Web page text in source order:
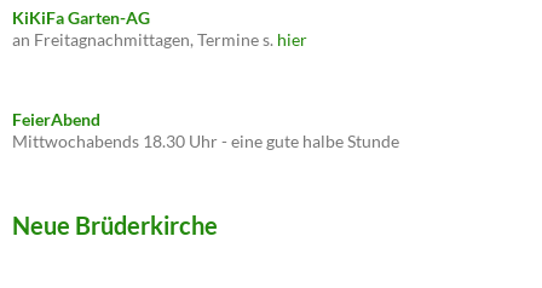
KiKiFa Garten-AG
an Freitagnachmittagen, Termine s. hier
FeierAbend
Mittwochabends 18.30 Uhr - eine gute halbe Stunde
Neue Brüderkirche